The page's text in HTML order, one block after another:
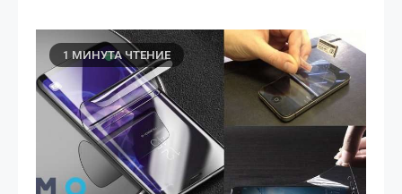
1 МИНУТА ЧТЕНИЕ